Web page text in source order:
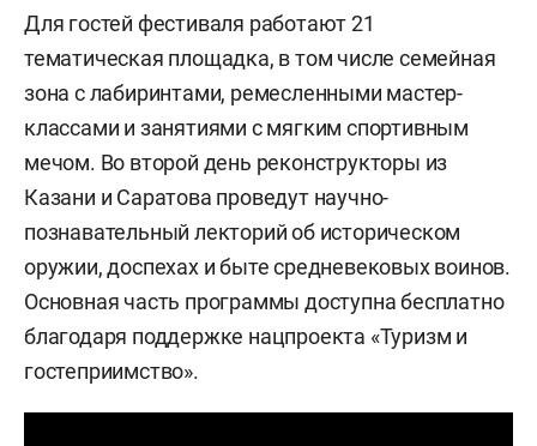
Для гостей фестиваля работают 21
тематическая площадка, в том числе семейная
зона с лабиринтами, ремесленными мастер-
классами и занятиями с мягким спортивным
мечом. Во второй день реконструкторы из
Казани и Саратова проведут научно-
познавательный лекторий об историческом
оружии, доспехах и быте средневековых воинов.
Основная часть программы доступна бесплатно
благодаря поддержке нацпроекта «Туризм и
гостеприимство».